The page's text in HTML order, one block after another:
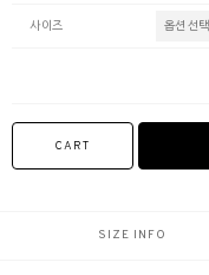
사이즈
CART
SIZE INFO